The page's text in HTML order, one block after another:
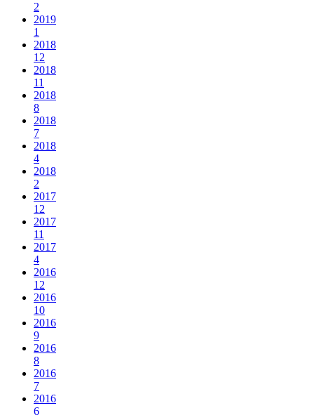
2
2019
1
2018
12
2018
11
2018
8
2018
7
2018
4
2018
2
2017
12
2017
11
2017
4
2016
12
2016
10
2016
9
2016
8
2016
7
2016
6